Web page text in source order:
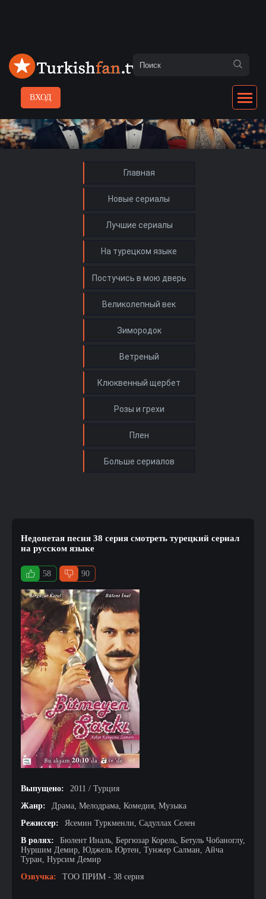
ВХОД
Главная
Новые сериалы
Лучшие сериалы
На турецком языке
Недопетая песня 38 серия смотреть турецкий сериал
на русском языке
58 90
Выпущено:
2011 / Турция
Жанр:
Драма, Мелодрама, Комедия, Музыка
Режиссер:
Ясемин Туркменли, Садуллах Селен
В ролях:
Бюлент Иналь, Бергюзар Корель, Бетуль Чобаноглу,
Нуршим Демир, Юджель Юртен, Тунжер Салман, Айча
Туран, Нурсим Демир
Озвучка:
ТОО ПРИМ - 38 серия